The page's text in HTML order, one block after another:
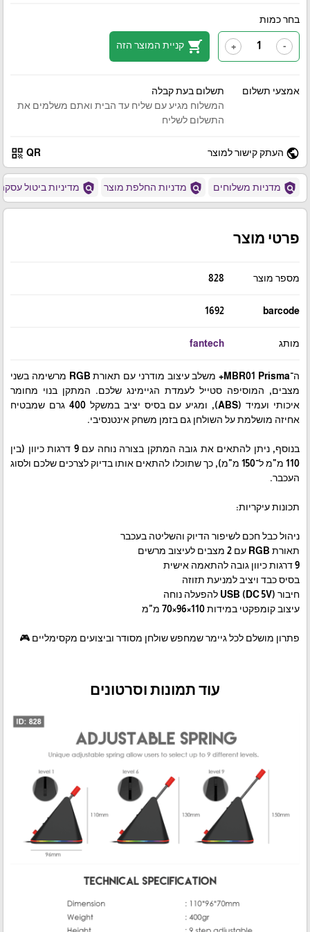
בחר כמות
-
+
shopping_cart קניית המוצר הזה
אמצעי תשלום
תשלום בעת קבלה
המשלוח מגיע עם שליח עד הבית ואתם משלמים את
התשלום לשליח
public העתק קישור למוצר QR
qr_code
policy מדניות משלוחים policy מדניות החלפת מוצר policy מדיניות ביטול
פרטי מוצר
מספר מוצר 828
barcode
1692
מותג fantech
ה־MBR01 Prisma+ משלב עיצוב מודרני עם תאורת RGB מרשימה בשני
מצבים, המוסיפה סטייל לעמדת הגיימינג שלכם. המתקן בנוי מחומר
איכותי ועמיד (ABS), ומגיע עם בסיס יציב במשקל 400 גרם שמבטיח
אחיזה מושלמת על השולחן גם בזמן משחק אינטנסיבי.
בנוסף, ניתן להתאים את גובה המתקן בצורה נוחה עם 9 דרגות כיוון (בין
110 מ"מ ל־150 מ"מ), כך שתוכלו להתאים אותו בדיוק לצרכים שלכם ולסוג
העכבר.
תכונות עיקריות:
ניהול כבל חכם לשיפור הדיוק והשליטה בעכבר
תאורת RGB עם 2 מצבים לעיצוב מרשים
9 דרגות כיוון גובה להתאמה אישית
בסיס כבד ויציב למניעת תזוזה
חיבור USB (DC 5V) להפעלה נוחה
עיצוב קומפקטי במידות 110×96×70 מ"מ
פתרון מושלם לכל גיימר שמחפש שולחן מסודר וביצועים מקסימליים 🎮
עוד תמונות וסרטונים